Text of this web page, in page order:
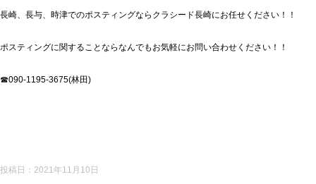
長崎、長与、時津でのポスティングならクラシード長崎にお任せください！！
ポスティングに関することならなんでもお気軽にお問い合わせください！！
☎090-1195-3675(林田)
投稿日： 2021年11月10日